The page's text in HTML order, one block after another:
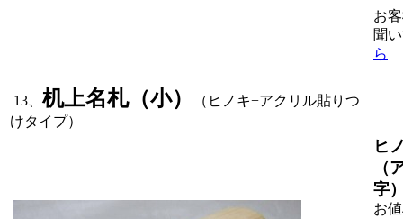
お
聞
ら
13、 机上名札（小）
（ヒノキ+アクリル貼りつ
けタイプ）
ヒ
（
字
お